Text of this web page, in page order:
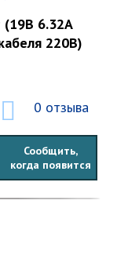
(19В 6.32А
220В)
0 отзыва
Сообщить,
когда появится